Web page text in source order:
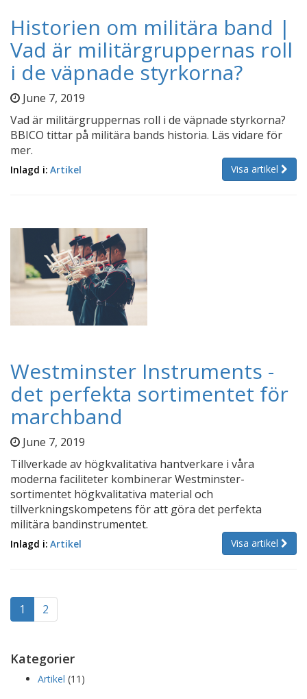
Historien om militära band |
Vad är militärgruppernas roll
i de väpnade styrkorna?
June 7, 2019
Vad är militärgruppernas roll i de väpnade styrkorna?
BBICO tittar på militära bands historia. Läs vidare för
mer.
Visa artikel
Inlagd i: Artikel
Westminster Instruments -
det perfekta sortimentet för
marchband
June 7, 2019
Tillverkade av högkvalitativa hantverkare i våra
moderna faciliteter kombinerar Westminster-
sortimentet högkvalitativa material och
tillverkningskompetens för att göra det perfekta
militära bandinstrumentet.
Visa artikel
Inlagd i: Artikel
1 2
Kategorier
Artikel (11)